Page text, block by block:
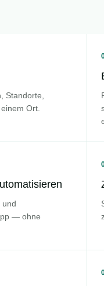
Standorte,
Ort.
und
— ohne